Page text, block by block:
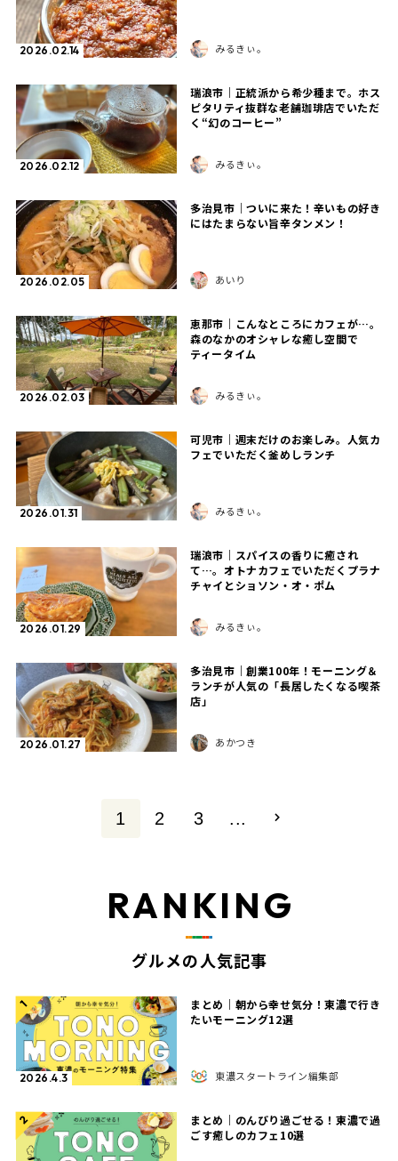
2026.02.14 みるきぃ。
2026.02.12
瑞浪市｜正統派から希少種まで。ホス
ピタリティ抜群な老舗珈琲店でいただ
く“幻のコーヒー”
みるきぃ。
2026.02.05
多治見市｜ついに来た！辛いもの好き
にはたまらない旨辛タンメン！
あいり
2026.02.03
恵那市｜こんなところにカフェが…。
森のなかのオシャレな癒し空間で
ティータイム
みるきぃ。
2026.01.31
可児市｜週末だけのお楽しみ。人気カ
フェでいただく釜めしランチ
みるきぃ。
2026.01.29
瑞浪市｜スパイスの香りに癒され
て…。オトナカフェでいただくプラナ
チャイとショソン・オ・ポム
みるきぃ。
2026.01.27
多治見市｜創業100年！モーニング＆
ランチが人気の「長居したくなる喫茶
店」
あかつき
1 2 3 ...
RANKING
グルメの人気記事
1
2026.4.3
まとめ｜朝から幸せ気分！東濃で行き
たいモーニング12選
東濃スタートライン編集部
2
まとめ｜のんびり過ごせる！東濃で過
ごす癒しのカフェ10選